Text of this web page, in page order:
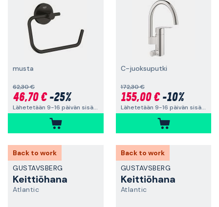
musta
62,30 €
46,70 €-25%
Lähetetään 9-16 päivän sisällä
C-juoksuputki
172,30 €
155,00 €-10%
Lähetetään 9-16 päivän sisällä
Back to work
GUSTAVSBERG
Keittiöhana
Atlantic
Back to work
GUSTAVSBERG
Keittiöhana
Atlantic